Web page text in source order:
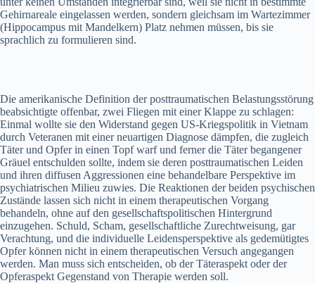
Gehirnareale eingelassen werden, sondern gleichsam im Wartezimmer
(Hippocampus mit Mandelkern) Platz nehmen müssen, bis sie
sprachlich zu formulieren sind.
Die amerikanische Definition der posttraumatischen Belastungsstörung
beabsichtigte offenbar, zwei Fliegen mit einer Klappe zu schlagen:
Einmal wollte sie den Widerstand gegen US-Kriegspolitik in Vietnam
durch Veteranen mit einer neuartigen Diagnose dämpfen, die zugleich
Täter und Opfer in einen Topf warf und ferner die Täter begangener
Gräuel entschulden sollte, indem sie deren posttraumatischen Leiden
und ihren diffusen Aggressionen eine behandelbare Perspektive im
psychiatrischen Milieu zuwies. Die Reaktionen der beiden psychischen
Zustände lassen sich nicht in einem therapeutischen Vorgang
behandeln, ohne auf den gesellschaftspolitischen Hintergrund
einzugehen. Schuld, Scham, gesellschaftliche Zurechtweisung, gar
Verachtung, und die individuelle Leidensperspektive als gedemütigtes
Opfer können nicht in einem therapeutischen Versuch angegangen
werden. Man muss sich entscheiden, ob der Täteraspekt oder der
Opferaspekt Gegenstand von Therapie werden soll.